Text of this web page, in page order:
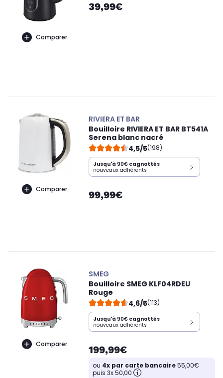
Comparer
39,99€
Comparer
RIVIERA ET BAR
Bouilloire RIVIERA ET BAR BT541A
Serena blanc nacré
4,5/5(198)
Jusqu'à 90€ cagnottés
nouveaux adhérents
99,99€
Comparer
SMEG
Bouilloire SMEG KLF04RDEU
Rouge
4,6/5(113)
Jusqu'à 90€ cagnottés
nouveaux adhérents
199,99€
ou 4x par carte bancaire55,00€
puis 3x 50,00